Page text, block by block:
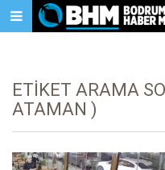
ETIKET ARAMA
ATAMAN )